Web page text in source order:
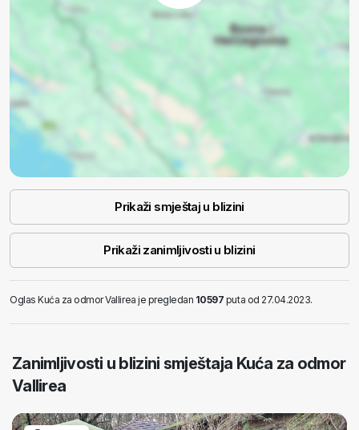
Prikaži smještaj u blizini
Prikaži zanimljivosti u blizini
Oglas Kuća za odmor Vallirea je pregledan 10597 puta od 27.04.2023.
Zanimljivosti u blizini smještaja Kuća za odmor
Vallirea